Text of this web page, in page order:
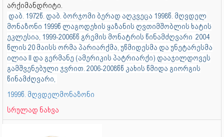
არქიმანდრიტი.
დაბ. 1972წ. დაბ. ბორჯომი ბერად აღკვეცა 1998წ. მღვდელ
მონაზონი 1999წ ლაგოდეხის ყაზანის ღვთიმშობლის ხატის
ეკლესია, 1999-2006წწ გრემის მონატრის წინამძღვარი 2004
წლის 20 მაისს ორმა პარიარქმა, უწმიდესმა და უნეტარესმა
ილია II და გერმანე (ამერიკის პატრიარქი) დააჯილდოვეს
გამშვენებული ჯვრით. 2006-2008წწ კახის წმიდა გიორგის
წინამძღვარი,
1999წ. მღვდელმონაზონი
სრულად ნახვა